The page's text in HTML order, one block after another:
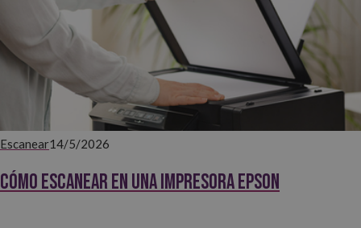
Escanear14/5/2026
Cómo escanear en una impresora Epson